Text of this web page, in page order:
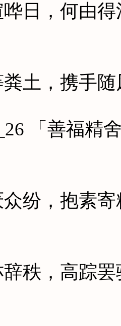
，何由得
，携手随
「善福精舍
，抱素寄
，高踪罢